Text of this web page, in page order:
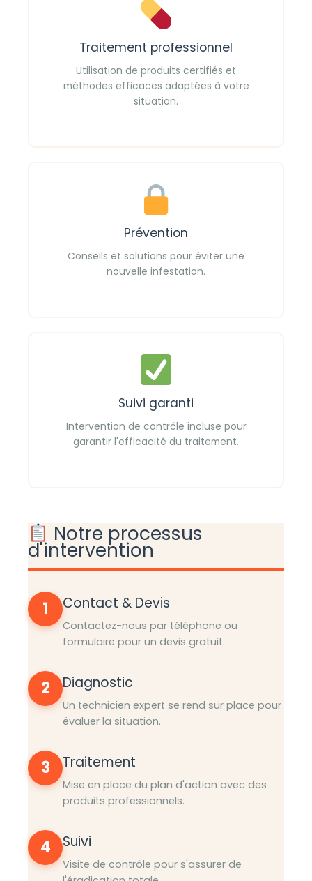
Traitement professionnel
Utilisation de produits certifiés et
méthodes efficaces adaptées à votre
situation.
Prévention
Conseils et solutions pour éviter une
nouvelle infestation.
Suivi garanti
Intervention de contrôle incluse pour
garantir l'efficacité du traitement.
Notre processus
d'intervention
1 Contact & Devis
Contactez-nous par téléphone ou
formulaire pour un devis gratuit.
2 Diagnostic
Un technicien expert se rend sur place pour
évaluer la situation.
3 Traitement
Mise en place du plan d'action avec des
produits professionnels.
4 Suivi
Visite de contrôle pour s'assurer de